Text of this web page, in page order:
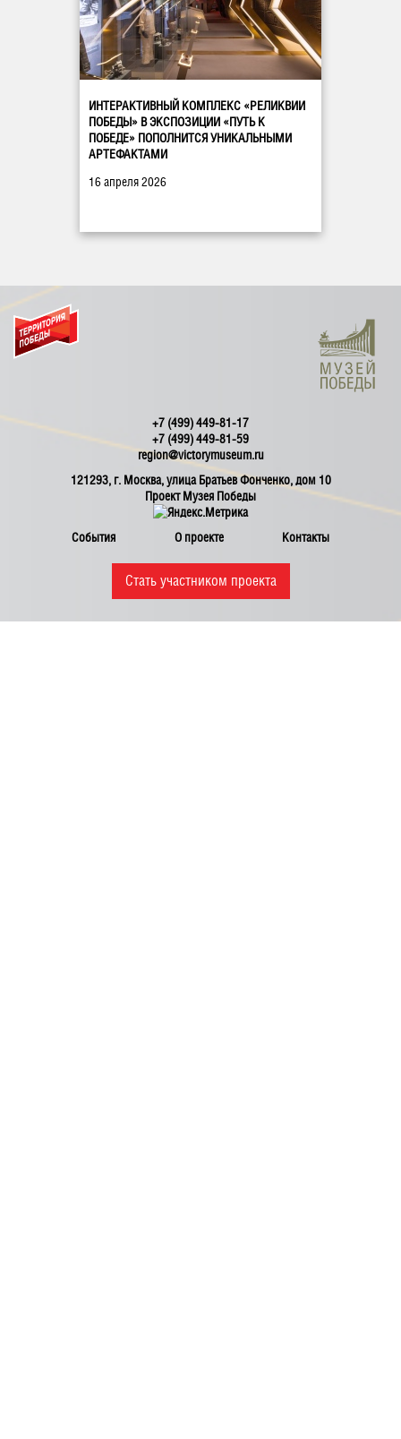
ИНТЕРАКТИВНЫЙ КОМПЛЕКС «РЕЛИКВИИ
ПОБЕДЫ» В ЭКСПОЗИЦИИ «ПУТЬ К
ПОБЕДЕ» ПОПОЛНИТСЯ УНИКАЛЬНЫМИ
АРТЕФАКТАМИ
16 апреля 2026
События О проекте Контакты
+7 (499) 449-81-17
+7 (499) 449-81-59
region@victorymuseum.ru
121293, г. Москва, улица Братьев Фонченко, дом 10
Проект Музея Победы
Стать участником проекта